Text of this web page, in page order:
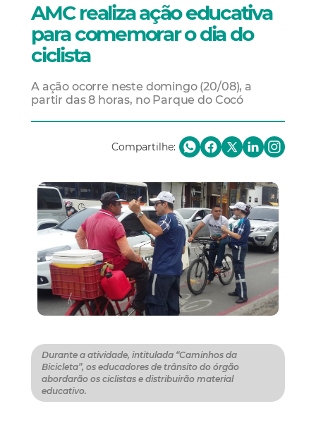
AMC realiza ação educativa
para comemorar o dia do
ciclista
A ação ocorre neste domingo (20/08), a
partir das 8 horas, no Parque do Cocó
Compartilhe:
Durante a atividade, intitulada “Caminhos da
Bicicleta”, os educadores de trânsito do órgão
abordarão os ciclistas e distribuirão material
educativo.